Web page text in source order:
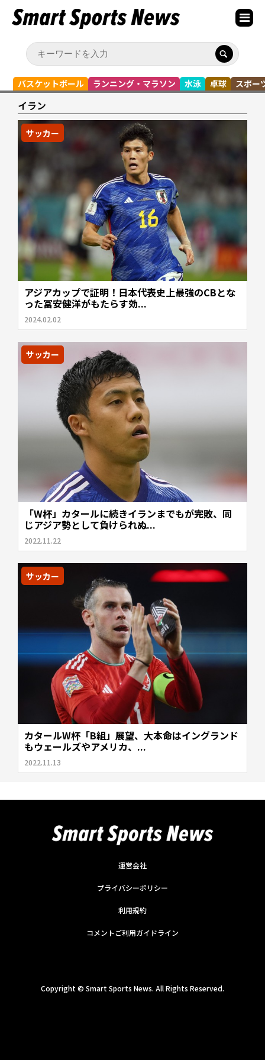
バスケットボール ランニング・マラソン 水泳 卓球 スポー
イラン
サッカー
アジアカップで証明！日本代表史上最強のCBとな
った冨安健洋がもたらす効...
2024.02.02
サッカー
「W杯」カタールに続きイランまでもが完敗、同
じアジア勢として負けられぬ...
2022.11.22
サッカー
カタールW杯「B組」展望、大本命はイングランド
もウェールズやアメリカ、...
2022.11.13
運営会社
プライバシーポリシー
利用規約
コメントご利用ガイドライン
Copyright © Smart Sports News. All Rights Reserved.